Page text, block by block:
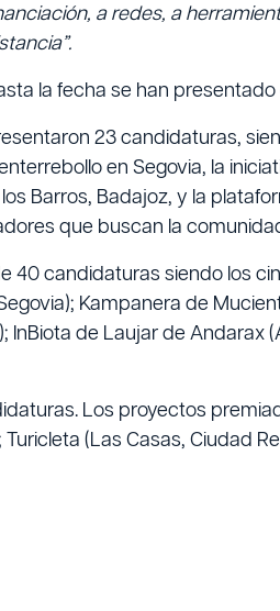
a redes, a
la fecha se han
23 candidaturas,
en Segovia, la
Barros, Badajoz, y la
que buscan la
40 candidaturas siendo los
Kampanera de
de Laujar de Andarax
Los proyectos
(Las Casas, Ciudad